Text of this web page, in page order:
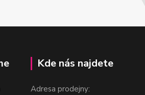
Kde nás najdete
Adresa prodejny: